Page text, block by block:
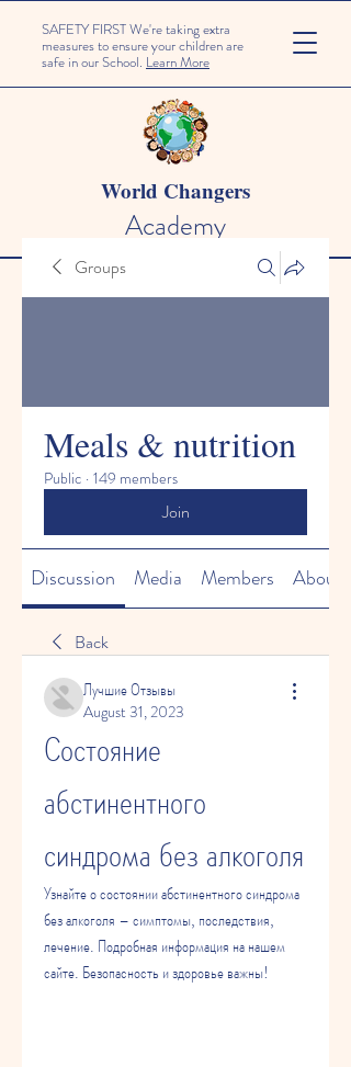
SAFETY FIRST We're taking extra
measures to ensure your children are
safe in our School. Learn More
World Changers
Academy
Groups
Meals & nutrition
Public · 149 members
Join
Discussion Media Members About
Back
Лучшие Отзывы
August 31, 2023
Состояние
абстинентного
синдрома без алкоголя
Узнайте о состоянии абстинентного синдрома
без алкоголя – симптомы, последствия,
лечение. Подробная информация на нашем
сайте. Безопасность и здоровье важны!